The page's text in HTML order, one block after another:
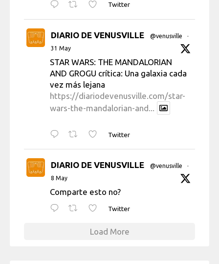
Twitter
DIARIO DE VENUSVILLE @venusville
·
31 May
STAR WARS: THE MANDALORIAN
AND GROGU crítica: Una galaxia cada
vez más lejana
https://diariodevenusville.com/star-
wars-the-mandalorian-and...
Twitter
DIARIO DE VENUSVILLE @venusville
·
8 May
Comparte esto no?
Twitter
Load More